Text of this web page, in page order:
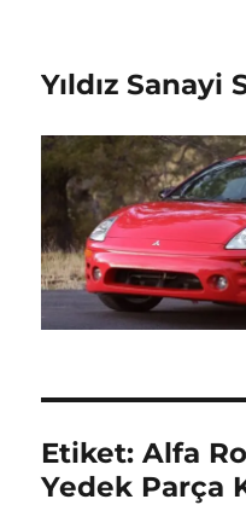
Yıldız Sanayi
Etiket:Alfa
Yedek Parça